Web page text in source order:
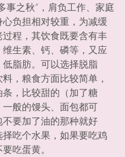
事之秋”，肩负工作、家庭
负担相对较重，为减缓
程，其饮食既要含有丰
生素、钙、磷等，又应
脂肪。可以选择脱脂
，粮食方面比较简单，
，比较甜的（加了糖
般的馒头、面包都可
要加了油的那种就好
吃个水果，如果要吃鸡
吃蛋黄。